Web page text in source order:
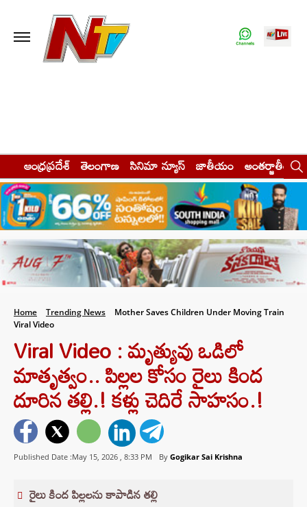
ఆంధ్రప్రదేశ్ తెలంగాణ సినిమా న్యూస్ జాతీయం అంతర్జాతీయం
Home Trending News
Mother Saves Children Under Moving Train
Viral Video
Viral Video : మృత్యువు ఒడిలో
మాతృత్వం.. పిల్లల కోసం రైలు కింద
దూరిన తల్లి.! కళ్లు చెదిరే సాహసం.!
Published Date :May 15, 2026 , 8:33 PM By Gogikar Sai Krishna
రైలు కింద పిల్లలను కాపాడిన తల్లి